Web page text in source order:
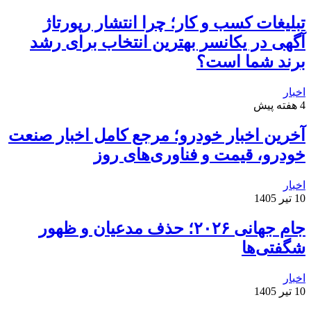
تبلیغات کسب و کار؛ چرا انتشار رپورتاژ
آگهی در یکانسر بهترین انتخاب برای رشد
برند شما است؟
اخبار
4 هفته پیش
آخرین اخبار خودرو؛ مرجع کامل اخبار صنعت
خودرو، قیمت و فناوری‌های روز
اخبار
10 تیر 1405
جام جهانی ۲۰۲۶؛ حذف مدعیان و ظهور
شگفتی‌ها
اخبار
10 تیر 1405